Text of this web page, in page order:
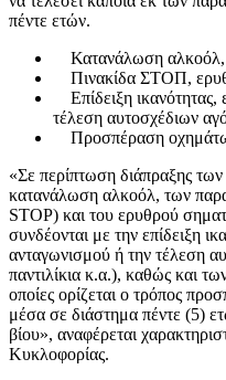
πέντε ετών.
Κατανάλωση αλκοόλ,
Πινακίδα ΣΤΟΠ,
Επίδειξη
τέλεση αυτοσχέδιων
Προσπέραση
«Σε περίπτωση διάπραξης
κατανάλωση αλκοόλ, των
STOP) και του ερυθρού
συνδέονται με την επίδειξη
ανταγωνισμού ή την τέλεση
παντιλίκια κ.α.), καθώς και
οποίες ορίζεται ο τρόπος
μέσα σε διάστημα πέντε (5)
βίου», αναφέρεται
Κυκλοφορίας.